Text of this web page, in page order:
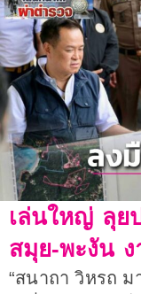
เล่นใหญ่ ลุย
สมุย-พะงัน
“สนาถา วิหรถ ม